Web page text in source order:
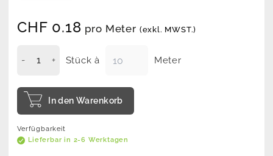
CHF 0.18 pro Meter (exkl. MWST.)
Stück à Meter
In den Warenkorb
Verfügbarkeit
Lieferbar in 2-6 Werktagen